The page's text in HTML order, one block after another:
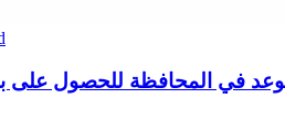
في المحافظة للحصول على